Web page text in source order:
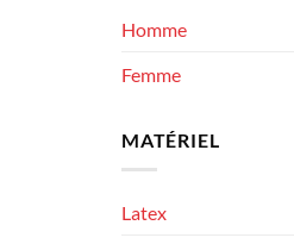
Homme
Femme
MATÉRIEL
Latex